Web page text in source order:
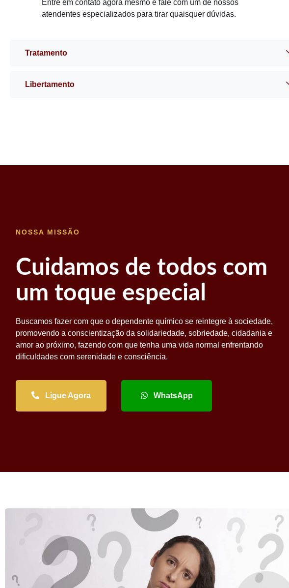
Entre em contato agora mesmo e fale com um de nossos
atendentes especializados para tirar quaisquer dúvidas.
Tratamento
Libertamento
NOSSA MISSÃO
Cuidamos de todos com
um toque especial
Buscamos fazer com que o dependente químico se reintegre à sociedade,
promovendo a conscientização da solidariedade, sobriedade, cidadania e
amor ao próximo, fazendo com que tenha uma vida normal enfrentando
dificuldades com serenidade e consciência.
Ligue Agora WhatsApp